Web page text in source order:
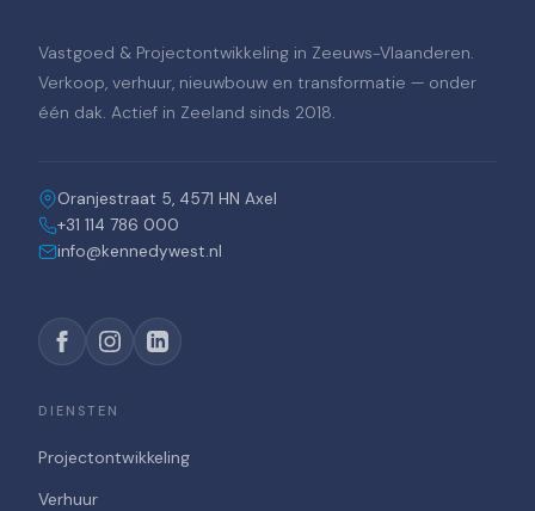
Vastgoed & Projectontwikkeling in Zeeuws-Vlaanderen.
Verkoop, verhuur, nieuwbouw en transformatie — onder
één dak. Actief in Zeeland sinds 2018.
Oranjestraat 5, 4571 HN Axel
+31 114 786 000
info@kennedywest.nl
DIENSTEN
Projectontwikkeling
Verhuur